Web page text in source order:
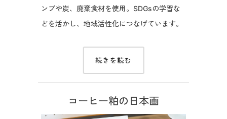
ンブや炭、廃棄食材を使用。SDGsの学習な
どを活かし、地域活性化につなげています。
続きを読む
コーヒー粕の日本画